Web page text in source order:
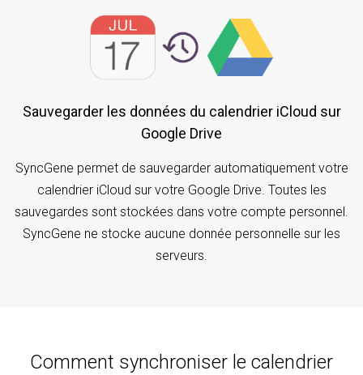
Sauvegarder les données du calendrier iCloud sur
Google Drive
SyncGene permet de sauvegarder automatiquement votre
calendrier iCloud sur votre Google Drive. Toutes les
sauvegardes sont stockées dans votre compte personnel.
SyncGene ne stocke aucune donnée personnelle sur les
serveurs.
Comment synchroniser le calendrier